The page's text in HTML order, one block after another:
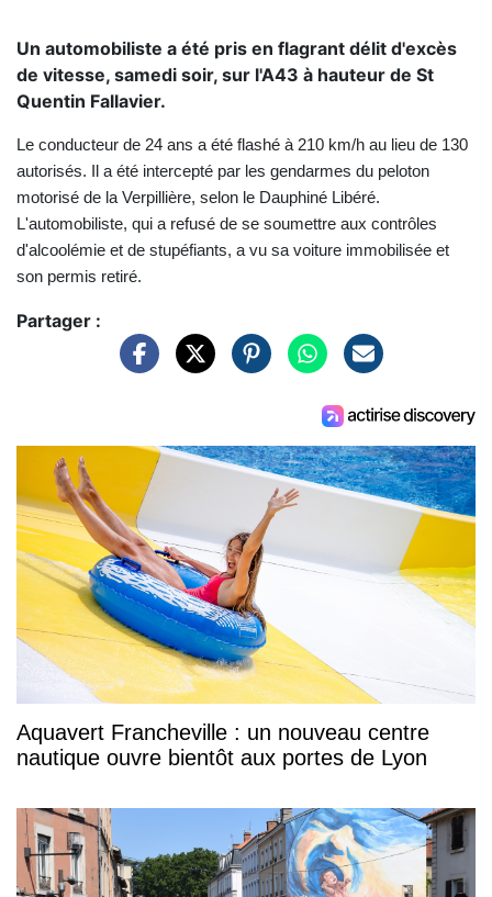
Un automobiliste a été pris en flagrant délit d'excès
de vitesse, samedi soir, sur l'A43 à hauteur de St
Quentin Fallavier.
Le conducteur de 24 ans a été flashé à 210 km/h au lieu de 130
autorisés. Il a été intercepté par les gendarmes du peloton
motorisé de la Verpillière, selon le Dauphiné Libéré.
L'automobiliste, qui a refusé de se soumettre aux contrôles
d'alcoolémie et de stupéfiants, a vu sa voiture immobilisée et
son permis retiré.
Partager :
Aquavert Francheville : un nouveau centre
nautique ouvre bientôt aux portes de Lyon